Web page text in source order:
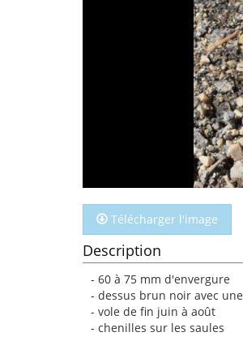
Télécharger l'image
Description
- 60 à 75 mm d'envergure
- dessus brun noir avec
- vole de fin juin à août
- chenilles sur les saules